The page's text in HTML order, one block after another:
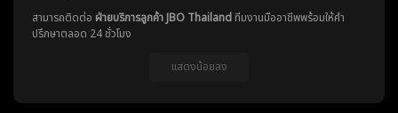
สามารถติดต่อ ฝ่ายบริการลูกค้า JBO Thailandทีมงานมืออาชีพพร้อมให้คำ
ปรึกษาตลอด 24 ชั่วโมง
แสดงน้อยลง